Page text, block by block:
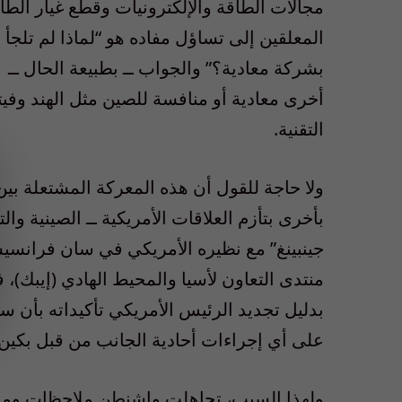
مجالات الطاقة والإلكترونيات وقطع غيار
المعلقين إلى تساؤل مفاده هو “لماذا لم
بشركة معادية؟” والجواب ــ بطبيعة الحال ــ
أخرى معادية أو منافسة للصين مثل الهند
التقنية.
ولا حاجة للقول أن هذه المعركة المشتعلة
بأخرى بتأزم العلاقات الأمريكية ــ
جينبينغ” مع نظيره الأمريكي في سان
منتدى التعاون لأسيا والمحيط الهادي (إيبك)،
بدليل تجديد الرئيس الأمريكي تأكيداته بأن
على أي إجراءات أحادية الجانب من قبل